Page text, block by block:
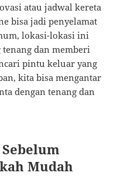
atau jadwal kereta
bisa jadi penyelamat
lokasi-lokasi ini
dan memberi
pintu keluar yang
kita bisa mengantar
dengan tenang dan
Mudah